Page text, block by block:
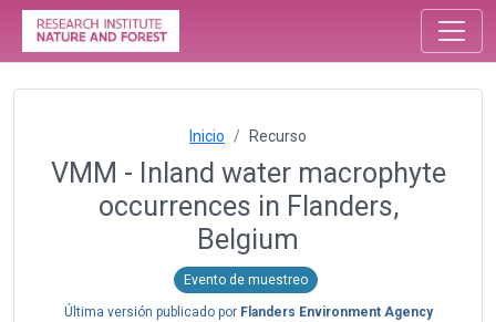
Inicio Recurso
VMM - Inland water macrophyte
occurrences in Flanders,
Belgium
Evento de muestreo
Última versión publicado por Flanders Environment Agency